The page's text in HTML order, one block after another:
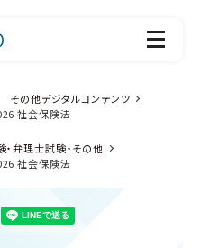
その他デジタルコンテンツ
社会保険法
弁理士試験・その他
社会保険法